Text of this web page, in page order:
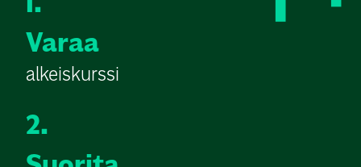
Varaa
alkeiskurssi
2.